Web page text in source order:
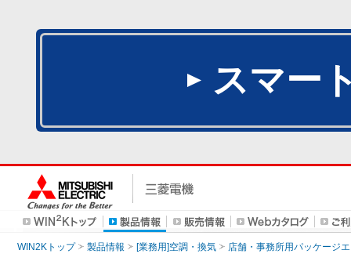
スマー
WIN2Kトップ 製品情報 [業務用]空調・換気 店舗・事務所用パッケージ